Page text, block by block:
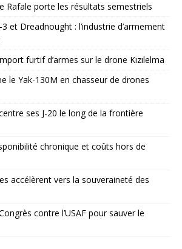
Rafale porte les résultats semestriels
et Dreadnought : l’industrie d’armement
furtif d’armes sur le drone Kızılelma
le Yak-130M en chasseur de drones
ses J-20 le long de la frontière
chronique et coûts hors de
accélèrent vers la souveraineté des
contre l’USAF pour sauver le